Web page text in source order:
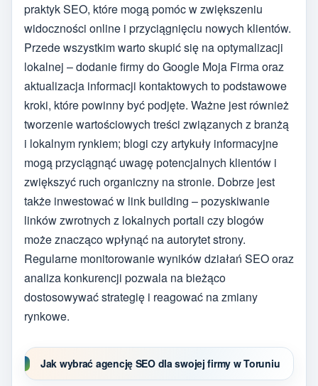
praktyk SEO, które mogą pomóc w zwiększeniu
widoczności online i przyciągnięciu nowych klientów.
Przede wszystkim warto skupić się na optymalizacji
lokalnej – dodanie firmy do Google Moja Firma oraz
aktualizacja informacji kontaktowych to podstawowe
kroki, które powinny być podjęte. Ważne jest również
tworzenie wartościowych treści związanych z branżą
i lokalnym rynkiem; blogi czy artykuły informacyjne
mogą przyciągnąć uwagę potencjalnych klientów i
zwiększyć ruch organiczny na stronie. Dobrze jest
także inwestować w link building – pozyskiwanie
linków zwrotnych z lokalnych portali czy blogów
może znacząco wpłynąć na autorytet strony.
Regularne monitorowanie wyników działań SEO oraz
analiza konkurencji pozwala na bieżąco
dostosowywać strategię i reagować na zmiany
rynkowe.
Jak wybrać agencję SEO dla swojej firmy w Toruniu